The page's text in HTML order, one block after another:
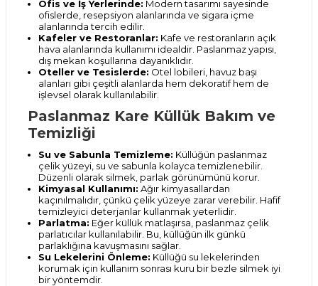
Ofis ve İş Yerlerinde: Modern tasarımı sayesinde
ofislerde, resepsiyon alanlarında ve sigara içme
alanlarında tercih edilir.
Kafeler ve Restoranlar: Kafe ve restoranların açık
hava alanlarında kullanımı idealdir. Paslanmaz yapısı,
dış mekan koşullarına dayanıklıdır.
Oteller ve Tesislerde: Otel lobileri, havuz başı
alanları gibi çeşitli alanlarda hem dekoratif hem de
işlevsel olarak kullanılabilir.
Paslanmaz Kare Küllük Bakım ve
Temizliği
Su ve Sabunla Temizleme: Küllüğün paslanmaz
çelik yüzeyi, su ve sabunla kolayca temizlenebilir.
Düzenli olarak silmek, parlak görünümünü korur.
Kimyasal Kullanımı: Ağır kimyasallardan
kaçınılmalıdır, çünkü çelik yüzeye zarar verebilir. Hafif
temizleyici deterjanlar kullanmak yeterlidir.
Parlatma: Eğer küllük matlaşırsa, paslanmaz çelik
parlatıcılar kullanılabilir. Bu, küllüğün ilk günkü
parlaklığına kavuşmasını sağlar.
Su Lekelerini Önleme: Küllüğü su lekelerinden
korumak için kullanım sonrası kuru bir bezle silmek iyi
bir yöntemdir.